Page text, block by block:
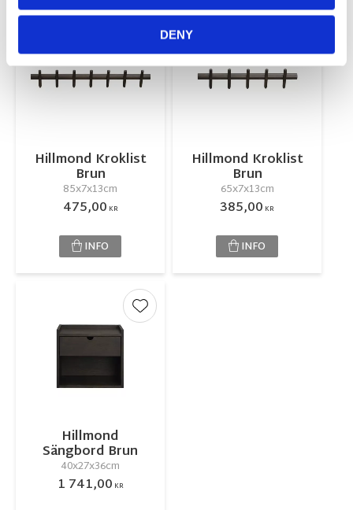
DENY
Hillmond Kroklist
Brun
85x7x13cm
475,00 KR
Lägg till i favoriter
INFO
Hillmond Kroklist
Brun
65x7x13cm
385,00 KR
INFO
Hillmond
Sängbord Brun
40x27x36cm
1 741,00 KR
Lägg till i favoriter